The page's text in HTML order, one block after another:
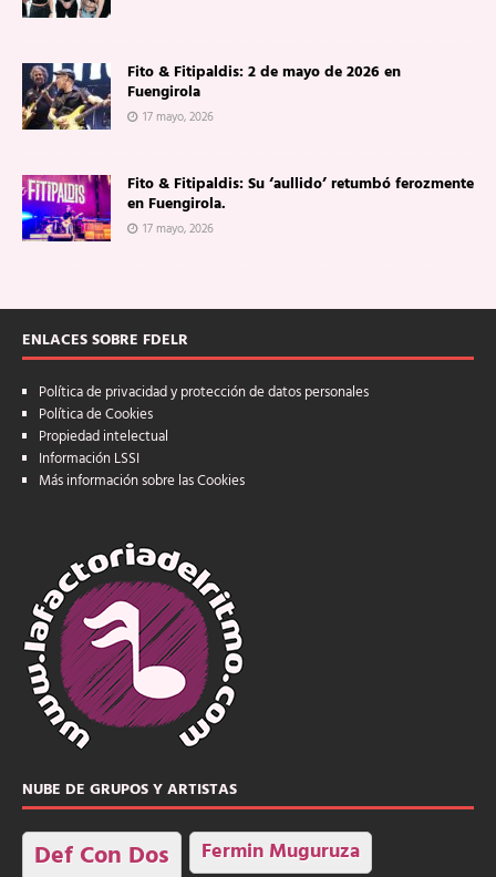
Fito & Fitipaldis: 2 de mayo de 2026 en
Fuengirola
17 mayo, 2026
Fito & Fitipaldis: Su ‘aullido’ retumbó ferozmente
en Fuengirola.
17 mayo, 2026
ENLACES SOBRE FDELR
Política de privacidad y protección de datos personales
Política de Cookies
Propiedad intelectual
Información LSSI
Más información sobre las Cookies
NUBE DE GRUPOS Y ARTISTAS
Def Con Dos Fermin Muguruza